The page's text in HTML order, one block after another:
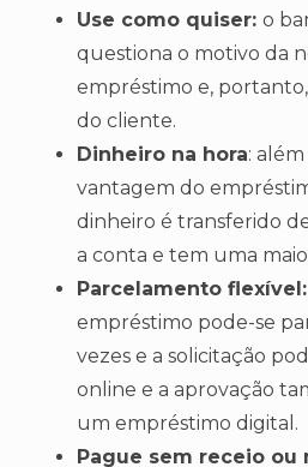
Use como quiser: o
questiona o motivo da
empréstimo e,
do cliente.
Dinheiro na hora:
vantagem do
dinheiro é transferido
a conta e tem uma
Parcelamento flexível:
empréstimo pode-se
vezes e a solicitação
online e a aprovação
um empréstimo digital.
Pague sem receio ou